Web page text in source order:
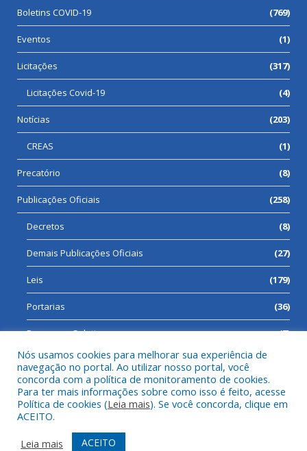
Boletins COVID-19 (769)
Eventos (1)
Licitações (317)
Licitações Covid-19 (4)
Notícias (203)
CREAS (1)
Precatório (8)
Publicações Oficiais (258)
Decretos (8)
Demais Publicações Oficiais (27)
Leis (179)
Portarias (36)
Processos Seletivos (7)
Todos os direitos reservados a Prefeitura Municipal de Cumaru
do Norte.
Mapa do Site
Acessar Área Administrativa
Nós usamos cookies para melhorar sua experiência de
navegação no portal. Ao utilizar nosso portal, você
concorda com a política de monitoramento de cookies.
Para ter mais informações sobre como isso é feito, acesse
Política de cookies (Leia mais). Se você concorda, clique em
ACEITO.
Leia mais
ACEITO